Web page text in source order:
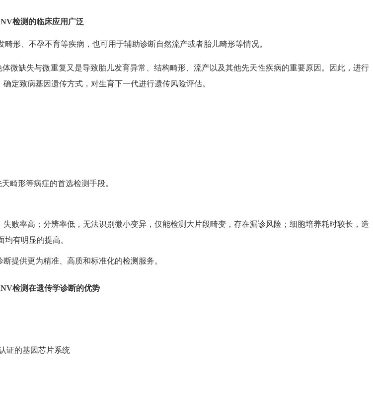
检测的临床应用广泛
、不孕不育等疾病，也可用于辅助诊断自然流产或者胎儿畸形等情况。
缺失与微重复又是导致胎儿发育异常、结构畸形、流产以及其他先天性疾病的重要原因。因此，进行
定致病基因遗传方式，对生育下一代进行遗传风险评估。
畸形等病症的首选检测手段。
率高；分辨率低，无法识别微小变异，仅能检测大片段畸变，存在漏诊风险；细胞培养耗时较长，造
有明显的提高。
供更为精准、高质和标准化的检测服务。
检测在遗传学诊断的优势
证的基因芯片系统